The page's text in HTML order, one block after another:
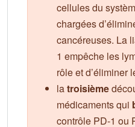
cellules du
chargées
cancéreuses. La
1 empêche les
rôle et d’éliminer
latroisième
médicaments qui
contrôle PD-1 ou